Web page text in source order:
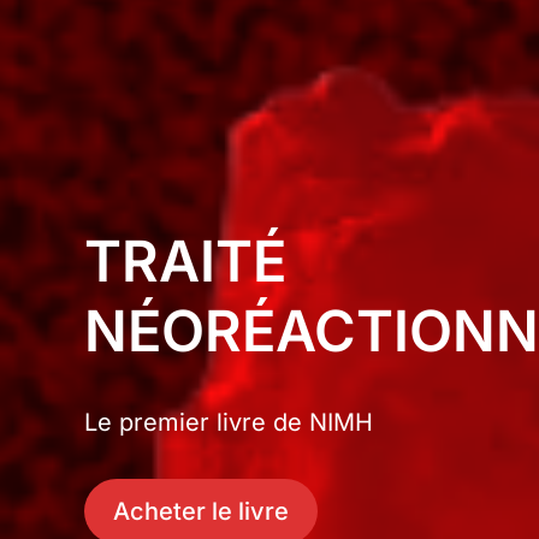
TRAITÉ
Le premier livre de NIMH
Acheter le livre